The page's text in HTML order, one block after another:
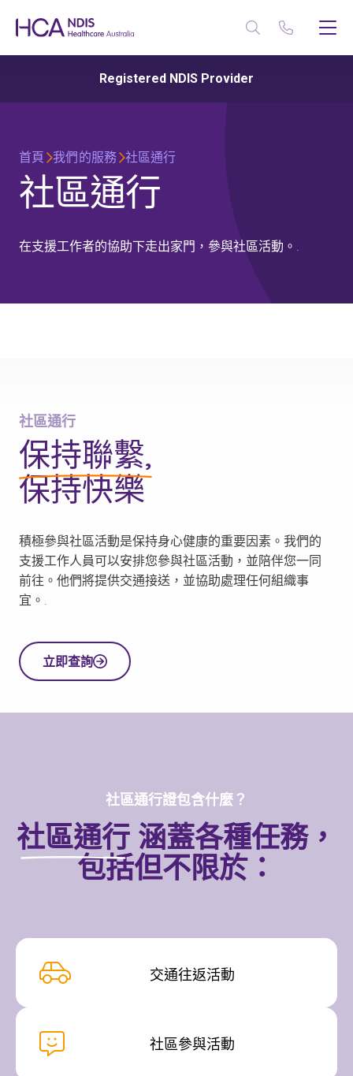
Registered NDIS Provider
首頁 我們的服務 社區通行
社區通行
在支援工作者的協助下走出家門，參與社區活動。.
社區通行
保持聯繫,
保持快樂
積極參與社區活動是保持身心健康的重要因素。我們的
支援工作人員可以安排您參與社區活動，並陪伴您一同
前往。他們將提供交通接送，並協助處理任何組織事
宜。.
立即查詢
社區通行證包含什麼？
社區通行 涵蓋各種任務，
包括但不限於：
交通往返活動
社區參與活動